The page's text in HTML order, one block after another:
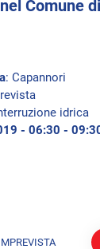
Comune di
: Capannori
idrica
- 06:30 -